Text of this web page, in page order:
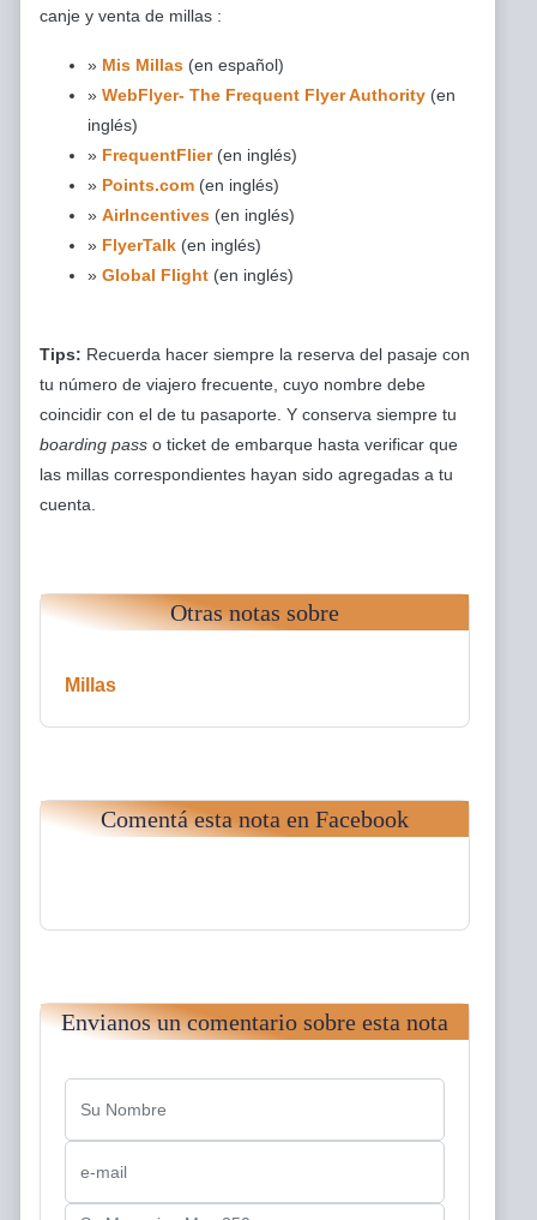
canje y venta de millas :
» Mis Millas (en español)
» WebFlyer- The Frequent Flyer Authority (en
inglés)
» FrequentFlier(en inglés)
» Points.com (en inglés)
» AirIncentives (en inglés)
» FlyerTalk (en inglés)
» Global Flight (en inglés)
Tips: Recuerda hacer siempre la reserva del pasaje con
tu número de viajero frecuente, cuyo nombre debe
coincidir con el de tu pasaporte. Y conserva siempre tu
boarding pass o ticket de embarque hasta verificar que
las millas correspondientes hayan sido agregadas a tu
cuenta.
Otras notas sobre
Millas
Comentá esta nota en Facebook
Envianos un comentario sobre esta nota